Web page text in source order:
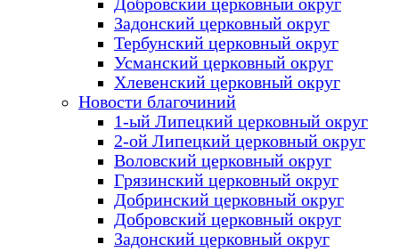
Добровский церковный округ
Задонский церковный округ
Тербунский церковный округ
Усманский церковный округ
Хлевенский церковный округ
Новости благочиний
1-ый Липецкий церковный округ
2-ой Липецкий церковный округ
Воловский церковный округ
Грязинский церковный округ
Добринский церковный округ
Добровский церковный округ
Задонский церковный округ